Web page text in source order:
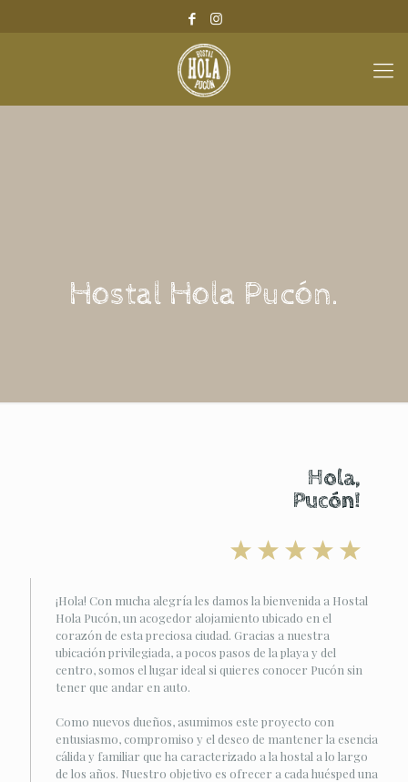
Hostal Hola Pucón.
Hola,
Pucón!
¡Hola! Con mucha alegría les damos la bienvenida a Hostal
Hola Pucón, un acogedor alojamiento ubicado en el
corazón de esta preciosa ciudad. Gracias a nuestra
ubicación privilegiada, a pocos pasos de la playa y del
centro, somos el lugar ideal si quieres conocer Pucón sin
tener que andar en auto.
Como nuevos dueños, asumimos este proyecto con
entusiasmo, compromiso y el deseo de mantener la esencia
cálida y familiar que ha caracterizado a la hostal a lo largo
de los años. Nuestro objetivo es ofrecer a cada huésped una